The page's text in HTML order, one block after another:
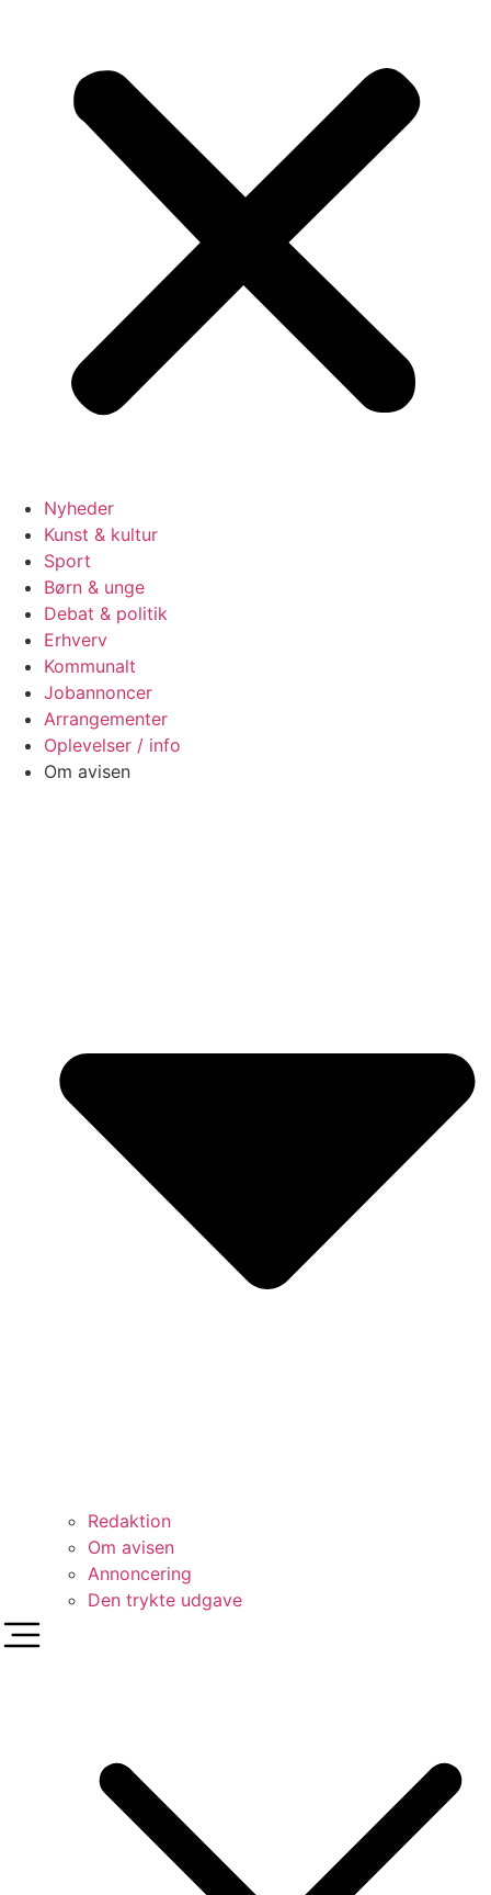
Nyheder
Kunst & kultur
Sport
Børn & unge
Debat & politik
Erhverv
Kommunalt
Jobannoncer
Arrangementer
Oplevelser / info
Om avisen
Redaktion
Om avisen
Annoncering
Den trykte udgave